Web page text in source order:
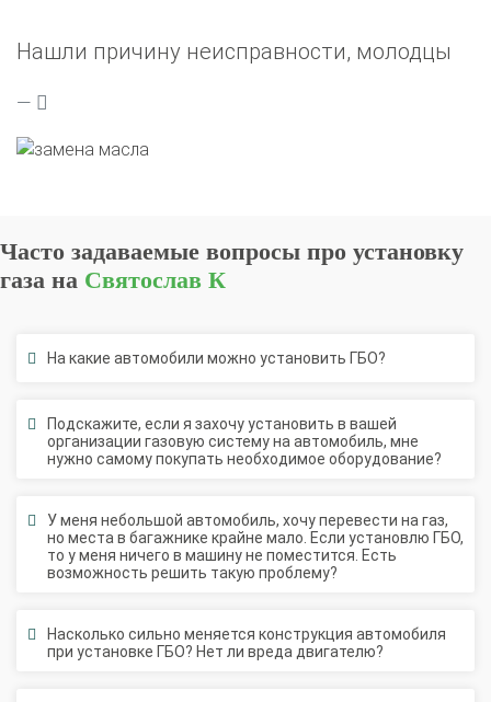
О автосервисе
Отзывы клиентов
2-го поколения 4-го поколения
5-го поколения
Нашли причину неисправности, молодцы
Часто задаваемые вопросы про установку
газа на Святослав К
На какие автомобили можно установить ГБО?
Подскажите, если я захочу установить в вашей
организации газовую систему на автомобиль, мне
нужно самому покупать необходимое оборудование?
У меня небольшой автомобиль, хочу перевести на газ,
но места в багажнике крайне мало. Если установлю ГБО,
то у меня ничего в машину не поместится. Есть
возможность решить такую проблему?
Насколько сильно меняется конструкция автомобиля
при установке ГБО? Нет ли вреда двигателю?